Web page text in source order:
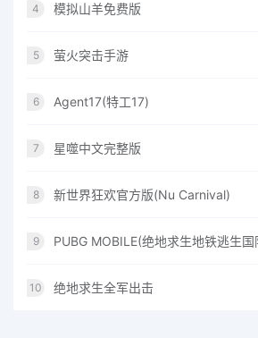
4 模拟山羊免费版
5 萤火突击手游
6 Agent17(特工17)
7 星噬中文完整版
8 新世界狂欢官方版(Nu Carnival)
9 PUBG MOBILE(绝地求生地铁逃生国
10 绝地求生全军出击